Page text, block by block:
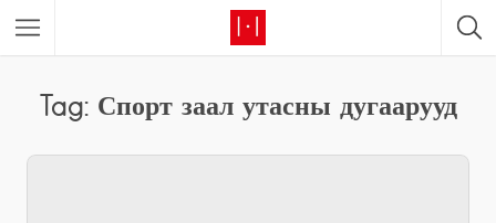
Tag: Спорт заал утасны дугаарууд